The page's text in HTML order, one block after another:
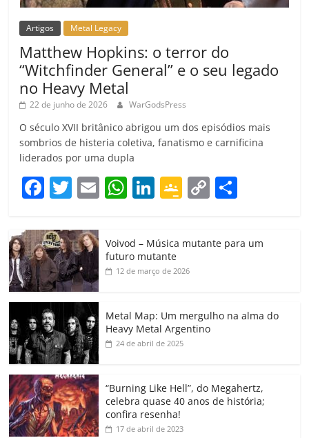
Artigos Metal Legacy
Matthew Hopkins: o terror do
“Witchfinder General” e o seu legado
no Heavy Metal
22 de junho de 2026 WarGodsPress
O século XVII britânico abrigou um dos episódios mais
sombrios de histeria coletiva, fanatismo e carnificina
liderados por uma dupla
F
c
e
b
o
o
k
T
itt
er
E
ai
W
at
s
A
p
Li
k
e
dI
G
gl
e
a
ss
o
m
C
y
k
p
h
Voivod – Música mutante para um
futuro mutante
12 de março de 2026
Metal Map: Um mergulho na alma do
Heavy Metal Argentino
24 de abril de 2025
“Burning Like Hell”, do Megahertz,
celebra quase 40 anos de história;
confira resenha!
17 de abril de 2023